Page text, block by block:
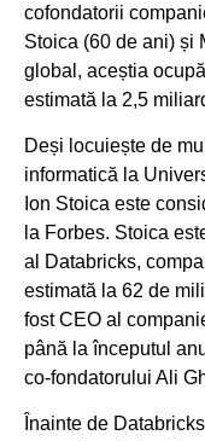
cofondatorii
Stoica (60 de ani) și
global, aceștia
estimată la 2,5
Deși locuiește de
informatică la
Ion Stoica este
la Forbes. Stoica
al Databricks,
estimată la 62 de
fost CEO al
până la începutul
co-fondatorului Ali
Înainte de